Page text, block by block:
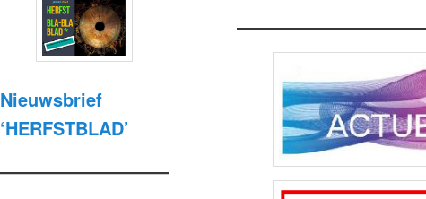
Nieuwsbrief
‘HERFSTBLAD’